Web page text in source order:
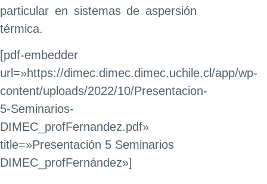
particular en sistemas de aspersión
térmica.
[pdf-embedder
url=»https://dimec.dimec.dimec.uchile.cl/app/wp-
content/uploads/2022/10/Presentacion-
5-Seminarios-
DIMEC_profFernandez.pdf»
title=»Presentación 5 Seminarios
DIMEC_profFernández»]